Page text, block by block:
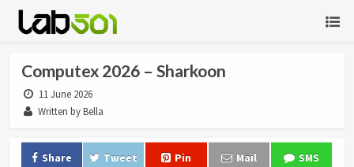
Computex 2026 – Sharkoon
11 June 2026
Written by Bella
Share Tweet Pin Mail SMS